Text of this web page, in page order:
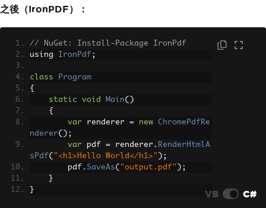
llo World"
        paragraph
6;
PdfDocumentRenderer
new PdfDocumentRenderer
t
        pdfRenderer
RenderDocument
PdfDocument
之後（IronPDF）：
// NuGet: Install-Package IronPdf
using IronPdf ;
class
Program
{
static
void Main()
{
var renderer = new
ChromePdfRe
nderer();
var pdf = renderer . RenderHtmlA
sPdf( "<h1>Hello World</h1>" );
        pdf
. SaveAs( "output.pdf" );
}
}
VB C#